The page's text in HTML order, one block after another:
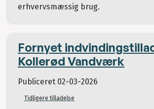
erhvervsmæssig brug.
Fornyet
Kollerød Vandværk
Publiceret 02-03-2026
Tidligere tilladelse